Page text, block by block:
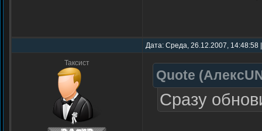
Дата: Среда, 26.12.2007,
Таксист
Quote (
Сразу